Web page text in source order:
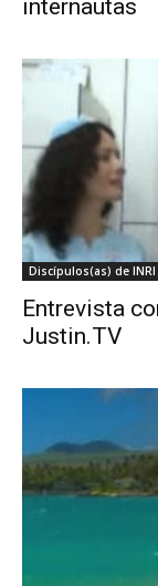
internautas
Discípulos(as) de INRI
Entrevista
Justin.TV